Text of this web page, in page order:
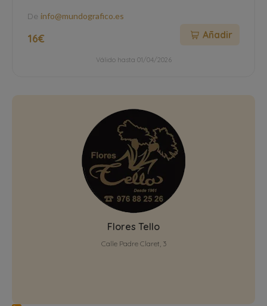
De info@mundografico.es
16€ Añadir
Válido hasta 01/04/2026
Flores Tello
Calle Padre Claret, 3